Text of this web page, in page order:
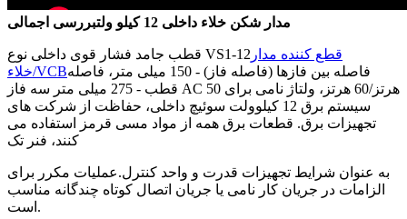
مدار شکن خلاء داخلی 12 کیلو ولت بررسی اجمالی
قطب جامد فشار قوی داخلی نوع VS1-12 قطع کننده مدار
خلاء/VCBفاصله بین فازها (فاصله فاز) - 150 میلی متر، فاصله
قطب - 275 میلی متر سه فاز AC 50 هرتز/60 هرتز، ولتاژ نامی برای
سیستم برق 12 کیلوولت سوئیچ داخلی، حفاظت از شرکت های
تجهیزات برق. قطعات برق همه از مواد مسی قرمز استفاده می
کنند، فنر تک
به عنوان شرایط تجهیزات قدرت و واحد کنترل.عملیات مکرر برای
الزامات در جریان کار نامی یا جریان اتصال کوتاه چندگانه مناسب
است.